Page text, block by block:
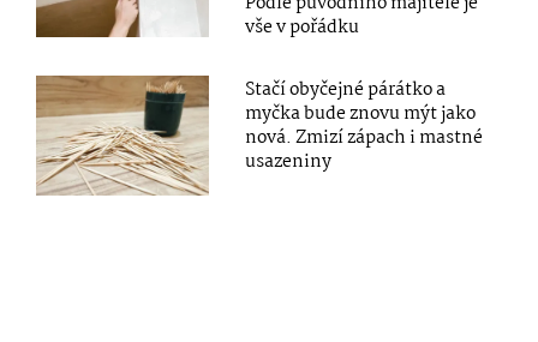
vše v pořádku
Stačí obyčejné párátko a
myčka bude znovu mýt jako
nová. Zmizí zápach i mastné
usazeniny